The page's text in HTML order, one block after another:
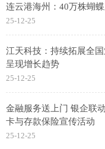
连云港海州：40万株蝴
25-12-25
江天科技：持续拓展全
呈现增长趋势
25-12-25
金融服务送上门 银企联
卡与存款保险宣传活动
25-12-25